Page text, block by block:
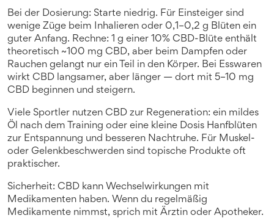
Bei der Dosierung: Starte niedrig. Für Einsteiger sind
wenige Züge beim Inhalieren oder 0,1–0,2 g Blüten ein
guter Anfang. Rechne: 1 g einer 10% CBD-Blüte enthält
theoretisch ~100 mg CBD, aber beim Dampfen oder
Rauchen gelangt nur ein Teil in den Körper. Bei Esswaren
wirkt CBD langsamer, aber länger — dort mit 5–10 mg
CBD beginnen und steigern.
Viele Sportler nutzen CBD zur Regeneration: ein mildes
Öl nach dem Training oder eine kleine Dosis Hanfblüten
zur Entspannung und besseren Nachtruhe. Für Muskel-
oder Gelenkbeschwerden sind topische Produkte oft
praktischer.
Sicherheit: CBD kann Wechselwirkungen mit
Medikamenten haben. Wenn du regelmäßig
Medikamente nimmst, sprich mit Ärztin oder Apotheker.